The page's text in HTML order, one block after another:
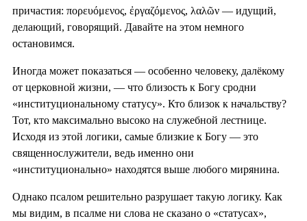
причастия: πορευόμενος, ἐργαζόμενος, λαλῶν — идущий,
делающий, говорящий. Давайте на этом немного
остановимся.
Иногда может показаться — особенно человеку, далёкому
от церковной жизни, — что близость к Богу сродни
«институциональному статусу». Кто близок к начальству?
Тот, кто максимально высоко на служебной лестнице.
Исходя из этой логики, самые близкие к Богу — это
священнослужители, ведь именно они
«институционально» находятся выше любого мирянина.
Однако псалом решительно разрушает такую логику. Как
мы видим, в псалме ни слова не сказано о «статусах»,